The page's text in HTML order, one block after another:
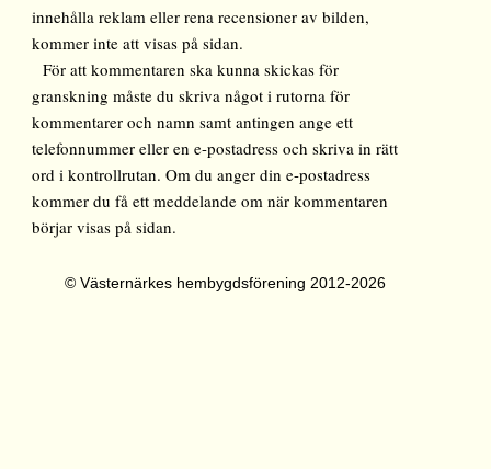
innehålla reklam eller rena recensioner av bilden,
kommer inte att visas på sidan.
För att kommentaren ska kunna skickas för
granskning måste du skriva något i rutorna för
kommentarer och namn samt antingen ange ett
telefonnummer eller en e-postadress och skriva in rätt
ord i kontrollrutan. Om du anger din e-postadress
kommer du få ett meddelande om när kommentaren
börjar visas på sidan.
© Västernärkes hembygdsförening 2012-2026